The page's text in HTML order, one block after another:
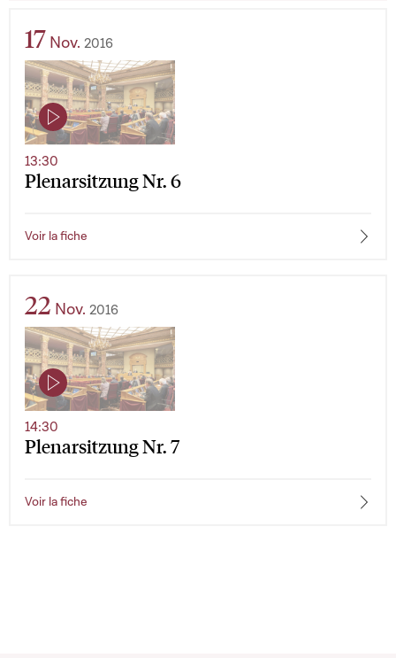
17 Nov. 2016
Plenarsitzung Nr. 6
13:30
Voir la fiche
22 Nov. 2016
Plenarsitzung Nr. 7
14:30
Voir la fiche